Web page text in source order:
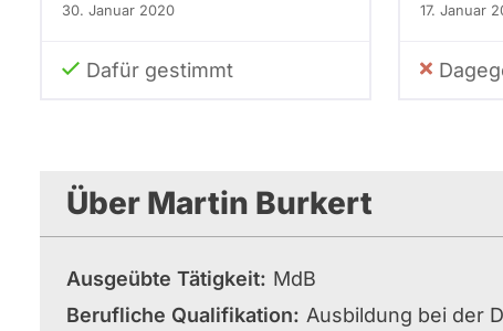
30. Januar 2020
Dafür gestimmt
17. Januar
Über Martin Burkert
Ausgeübte Tätigkeit
MdB
Berufliche Qualifikation
Ausbildung bei der